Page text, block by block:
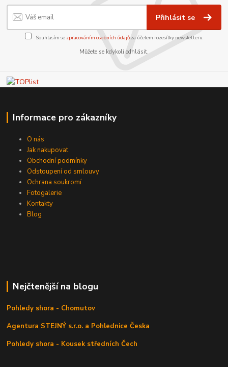
Přihlásit se
Souhlasím se zpracováním osobních údajůza účelem rozesílky newsletteru.
Můžete se kdykoli odhlásit.
Informace pro zákazníky
O nás
Jak nakupovat
Obchodní podmínky
Odstoupení od smlouvy
Ochrana soukromí
Fotogalerie
Kontakty
Blog
Nejčtenější na blogu
Pohledy shora - Chomutov
Agentura STEJNÝ s.r.o. a Pohlednice Česka
Pohledy shora - Kousek středních Čech